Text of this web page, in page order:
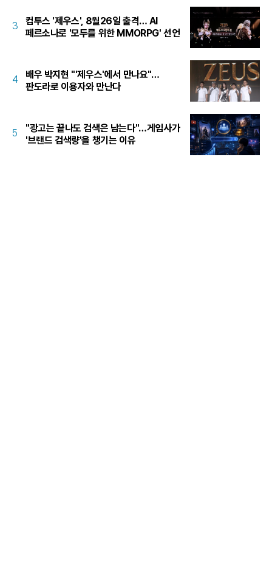
3
컴투스 '제우스', 8월26일 출격… AI
페르소나로 '모두를 위한 MMORPG' 선언
4
배우 박지현 "'제우스'에서 만나요"…
판도라로 이용자와 만난다
5
"광고는 끝나도 검색은 남는다"…게임사가
'브랜드 검색량'을 챙기는 이유